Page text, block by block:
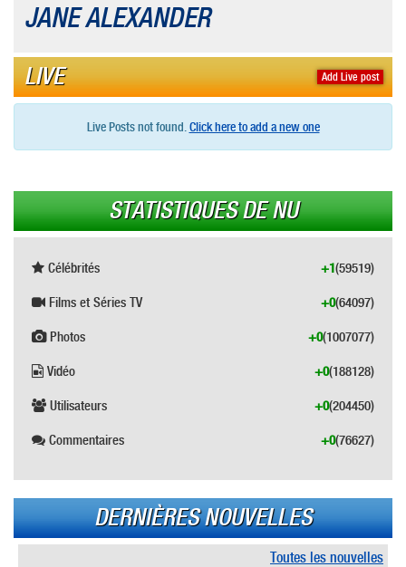
JANE ALEXANDER
Add Live post
LIVE
Live Posts not found. Click here to add a new one
STATISTIQUES DE NU
Célébrités (59519)
+1
Films et Séries TV (64097)
+0
Photos (1007077)
+0
Vidéo (188128)
+0
Utilisateurs (204450)
+0
Commentaires (76627)
+0
DERNIÈRES NOUVELLES
Toutes les nouvelles